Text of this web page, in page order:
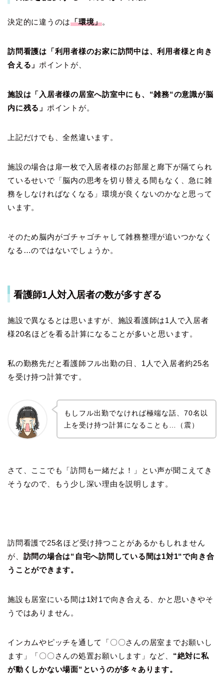
決定的に違うのは「環境」。
訪問看護は「利用者様のお家に訪問中は、利用者様と向き
合える」 ポイントが、
施設は「入居者様の居室へ訪室中にも、“雑務“の意識が脳
内に残る」 ポイントが。
上記だけでも、全然違います。
施設の場合は扉一枚で入居者様のお部屋と廊下が隔てられ
ているせいで「脳内の思考を切り替える間もなく、急に雑
務をしなければなくなる」環境が良くないのかなと思って
います。
そのため脳内がゴチャゴチャして雑務整理が追いつかなく
なる…のではないでしょうか。
看護師1人対入居者の数が多すぎる
施設で異なるとは思いますが、施設看護師は1人で入居者
様20名ほどを看る計算になることが多いと思います。
私の勤務先だと看護師フル出勤の日、1人で入居者約25名
を受け持つ計算です。
もしフル出勤でなければ極端な話、70名以
上を受け持つ計算になることも…（震）
さて、ここでも「訪問も一緒だよ！」とい声が聞こえてき
そうなので、もう少し深い理由を説明します。
訪問看護で25名ほど受け持つことがあるかもしれません
が、 訪問の場合は“自宅へ訪問している間は1対1“で向き合
うことができます。
施設も居室にいる間は1対1で向き合える、かと思いきやそ
うではありません。
インカムやピッチを通して「〇〇さんの居室までお願いし
ます」「〇〇さんの処置お願いします」など、 “絶対に私
が動くしかない場面“というのが多々あります。